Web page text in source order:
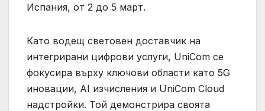
Испания, от 2 до 5 март.
Като водещ световен доставчик на
интегрирани цифрови услуги, UniCom се
фокусира върху ключови области като 5G
иновации, AI изчисления и UniCom Cloud
надстройки. Той демонстрира своята